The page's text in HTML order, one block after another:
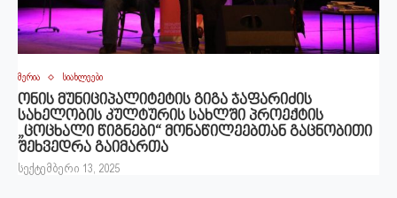
მერია სიახლეები
ონის მუნიციპალიტეტის გიგა ჯაფარიძის
სახელობის კულტურის სახლში პროექტის
„ცოცხალი წიგნები“ მონაწილეებთან გაცნობითი
შეხვედრა გაიმართა
სექტემბერი 13, 2025